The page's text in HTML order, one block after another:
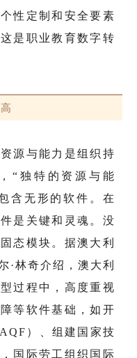
性定制和安全要素
是职业教育数字转
源与能力是组织持
“独特的资源与能
含无形的软件。在
是关键和灵魂。没
态模块。据澳大利
·林奇介绍，澳大利
过程中，高度重视
等软件基础，如开
）、组建国家技
国际劳工组织国际